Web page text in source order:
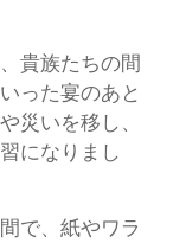
貴族たちの間
った宴のあと
災いを移し、
になりまし
で、紙やワラ